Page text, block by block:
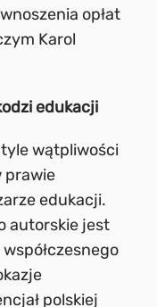
opłat
Karol
edukacji
wątpliwości
prawie
edukacji.
autorskie jest
polskiej